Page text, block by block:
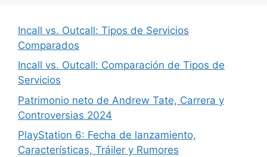
Incall vs. Outcall: Tipos de Servicios
Comparados
Incall vs. Outcall: Comparación de Tipos de
Servicios
Patrimonio neto de Andrew Tate, Carrera y
Controversias 2024
PlayStation 6: Fecha de lanzamiento,
Características, Tráiler y Rumores